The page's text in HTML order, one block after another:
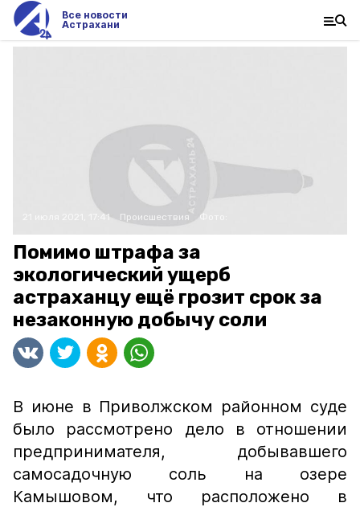
Все новости
Астрахани
21 июля 2021, 17:41 Происшествия Фото:
Помимо штрафа за
экологический ущерб
астраханцу ещё грозит срок за
незаконную добычу соли
В июне в Приволжском районном суде
было рассмотрено дело в отношении
предпринимателя, добывавшего
самосадочную соль на озере
Камышовом, что расположено в